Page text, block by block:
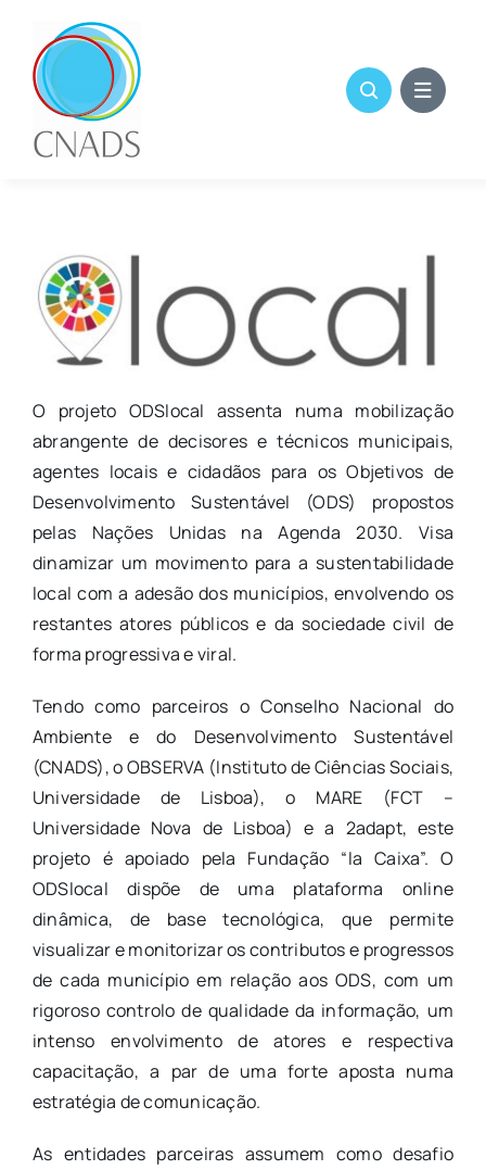
content
O projeto ODSlocal assenta numa mobilização
abrangente de decisores e técnicos municipais,
agentes locais e cidadãos para os Objetivos de
Desenvolvimento Sustentável (ODS) propostos
pelas Nações Unidas na Agenda 2030. Visa
dinamizar um movimento para a sustentabilidade
local com a adesão dos municípios, envolvendo os
restantes atores públicos e da sociedade civil de
forma progressiva e viral.
Tendo como parceiros o Conselho Nacional do
Ambiente e do Desenvolvimento Sustentável
(CNADS), o OBSERVA (Instituto de Ciências Sociais,
Universidade de Lisboa), o MARE (FCT –
Universidade Nova de Lisboa) e a 2adapt, este
projeto é apoiado pela Fundação “la Caixa”. O
ODSlocal dispõe de uma plataforma online
dinâmica, de base tecnológica, que permite
visualizar e monitorizar os contributos e progressos
de cada município em relação aos ODS, com um
rigoroso controlo de qualidade da informação, um
intenso envolvimento de atores e respectiva
capacitação, a par de uma forte aposta numa
estratégia de comunicação.
As entidades parceiras assumem como desafio